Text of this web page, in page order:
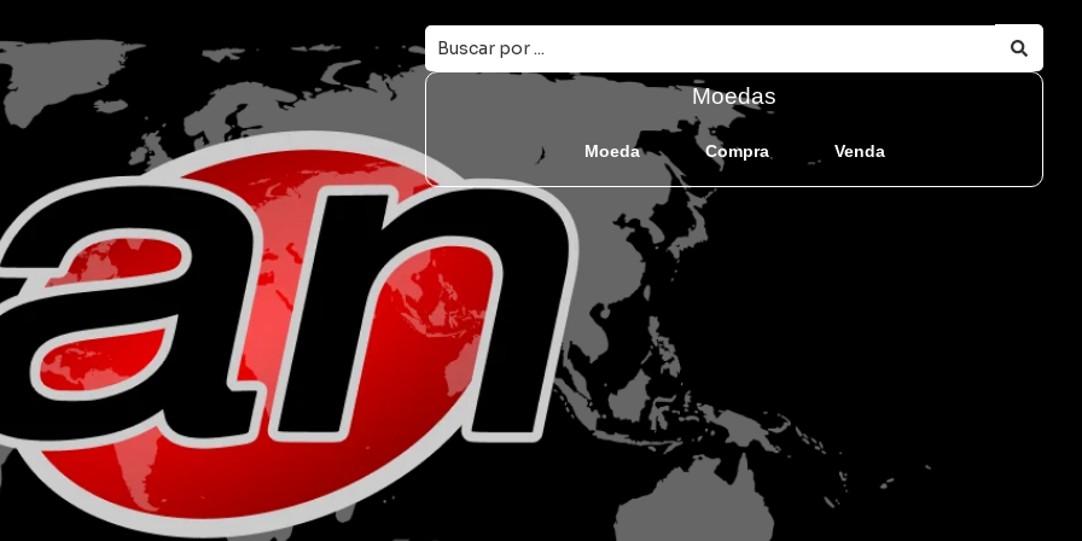
Moedas
Moeda Compra Venda